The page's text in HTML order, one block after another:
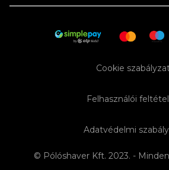
© Pólóshaver Kft. 2023. -
Adatvédelmi
Felhasználói
Cookie